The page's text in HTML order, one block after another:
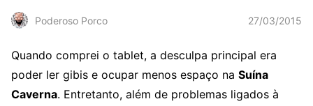
Poderoso Porco 27/03/2015
Quando comprei o tablet, a desculpa principal era
poder ler gibis e ocupar menos espaço na Suína
Caverna. Entretanto, além de problemas ligados à